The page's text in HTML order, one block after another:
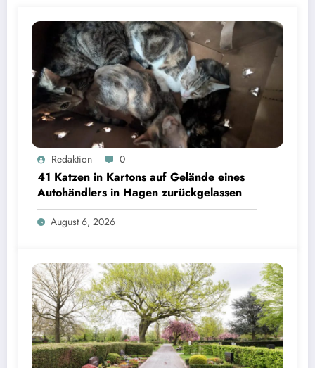
Redaktion 0
41 Katzen in Kartons auf Gelände eines
Autohändlers in Hagen zurückgelassen
August 6, 2026